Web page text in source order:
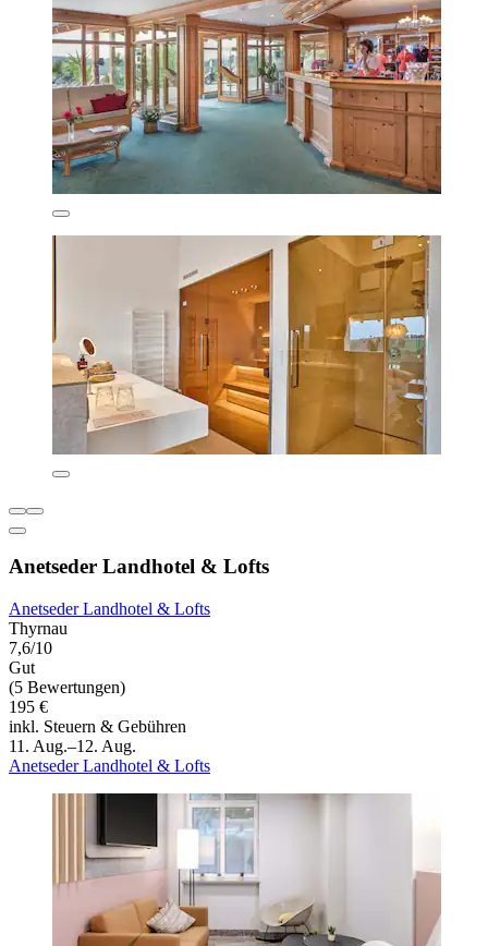
Anetseder Landhotel & Lofts
Anetseder Landhotel & Lofts
Thyrnau
7,6/10
Gut
(5 Bewertungen)
195 €
inkl. Steuern & Gebühren
11. Aug.–12. Aug.
Anetseder Landhotel & Lofts